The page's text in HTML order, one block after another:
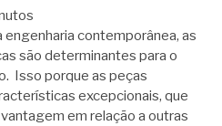
contemporânea, as
são determinantes para o
Isso porque as peças
excepcionais, que
em relação a outras